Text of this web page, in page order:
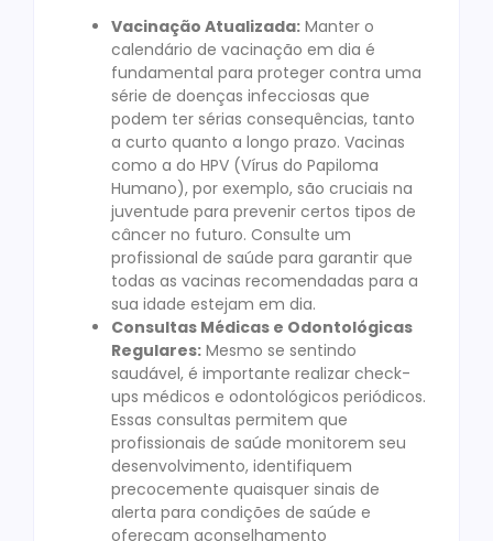
Vacinação Atualizada: Manter o
calendário de vacinação em dia é
fundamental para proteger contra uma
série de doenças infecciosas que
podem ter sérias consequências, tanto
a curto quanto a longo prazo. Vacinas
como a do HPV (Vírus do Papiloma
Humano), por exemplo, são cruciais na
juventude para prevenir certos tipos de
câncer no futuro. Consulte um
profissional de saúde para garantir que
todas as vacinas recomendadas para a
sua idade estejam em dia.
Consultas Médicas e Odontológicas
Regulares: Mesmo se sentindo
saudável, é importante realizar check-
ups médicos e odontológicos periódicos.
Essas consultas permitem que
profissionais de saúde monitorem seu
desenvolvimento, identifiquem
precocemente quaisquer sinais de
alerta para condições de saúde e
ofereçam aconselhamento